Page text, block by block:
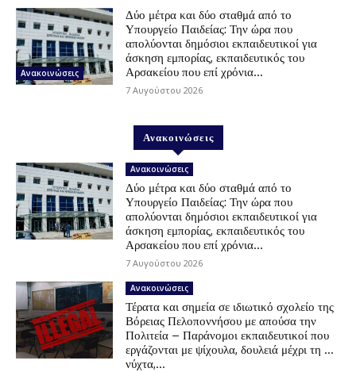
Ανακοινώσεις
Δύο μέτρα και δύο σταθμά από το
Υπουργείο Παιδείας: Την ώρα που
απολύονται δημόσιοι εκπαιδευτικοί για
άσκηση εμπορίας, εκπαιδευτικός του
Αρσακείου που επί χρόνια...
7 Αυγούστου 2026
Ανακοινώσεις
Ανακοινώσεις
Δύο μέτρα και δύο σταθμά από το
Υπουργείο Παιδείας: Την ώρα που
απολύονται δημόσιοι εκπαιδευτικοί για
άσκηση εμπορίας, εκπαιδευτικός του
Αρσακείου που επί χρόνια...
7 Αυγούστου 2026
Ανακοινώσεις
Τέρατα και σημεία σε ιδιωτικό σχολείο της
Βόρειας Πελοποννήσου με απούσα την
Πολιτεία – Παράνομοι εκπαιδευτικοί που
εργάζονται με ψίχουλα, δουλειά μέχρι τη …
νύχτα,...